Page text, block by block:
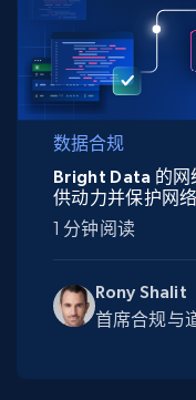
数据合规
Rony Shalit
首席合规与
Bright Data 的网
供动力并保护网络
1 分钟阅读